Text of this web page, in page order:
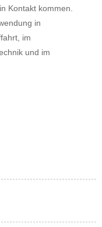
Kontakt kommen.
in
im
und im